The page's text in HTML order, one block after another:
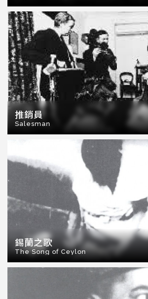
推銷員
Salesman
錫蘭之歌
The Song of Ceylon